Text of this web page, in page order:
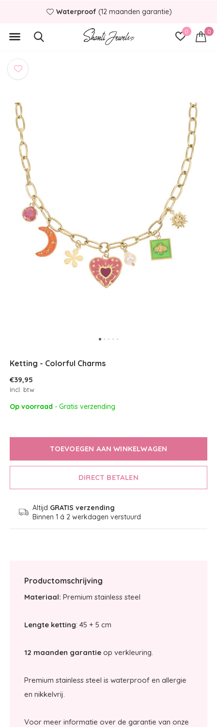
0 0
Waterproof (12 maanden garantie)
Ketting - Colorful Charms
€39,95
Incl. btw
Op voorraad - Gratis verzending
TOEVOEGEN AAN WINKELWAGEN
DIRECT BETALEN
Altijd GRATIS verzending
Binnen 1 á 2 werkdagen verstuurd
Productomschrijving
Materiaal: Premium stainless steel
Lengte ketting: 45 + 5 cm
12 maanden garantie op verkleuring.
Premium stainless steel is waterproof en allergie
en nikkelvrij.
Voor meer informatie over de garantie van onze